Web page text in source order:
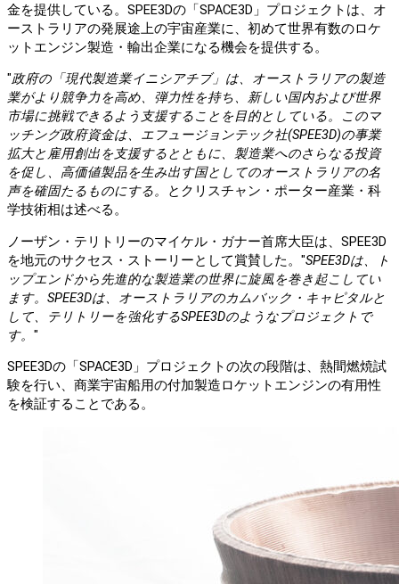
金を提供している。SPEE3Dの「SPACE3D」プロジェクトは、オ
ーストラリアの発展途上の宇宙産業に、初めて世界有数のロケ
ットエンジン製造・輸出企業になる機会を提供する。
"政府の「現代製造業イニシアチブ」は、オーストラリアの製造
業がより競争力を高め、弾力性を持ち、新しい国内および世界
市場に挑戦できるよう支援することを目的としている。このマ
ッチング政府資金は、エフュージョンテック社(SPEE3D)の事業
拡大と雇用創出を支援するとともに、製造業へのさらなる投資
を促し、高価値製品を生み出す国としてのオーストラリアの名
声を確固たるものにする。
とクリスチャン・ポーター産業・科
学技術相は述べる。
ノーザン・テリトリーのマイケル・ガナー首席大臣は、SPEE3D
を地元のサクセス・ストーリーとして賞賛した。"SPEE3Dは、ト
ップエンドから先進的な製造業の世界に旋風を巻き起こしてい
ます。SPEE3Dは、オーストラリアのカムバック・キャピタルと
して、テリトリーを強化するSPEE3Dのようなプロジェクトで
す。 "
SPEE3Dの「SPACE3D」プロジェクトの次の段階は、熱間燃焼試
験を行い、商業宇宙船用の付加製造ロケットエンジンの有用性
を検証することである。